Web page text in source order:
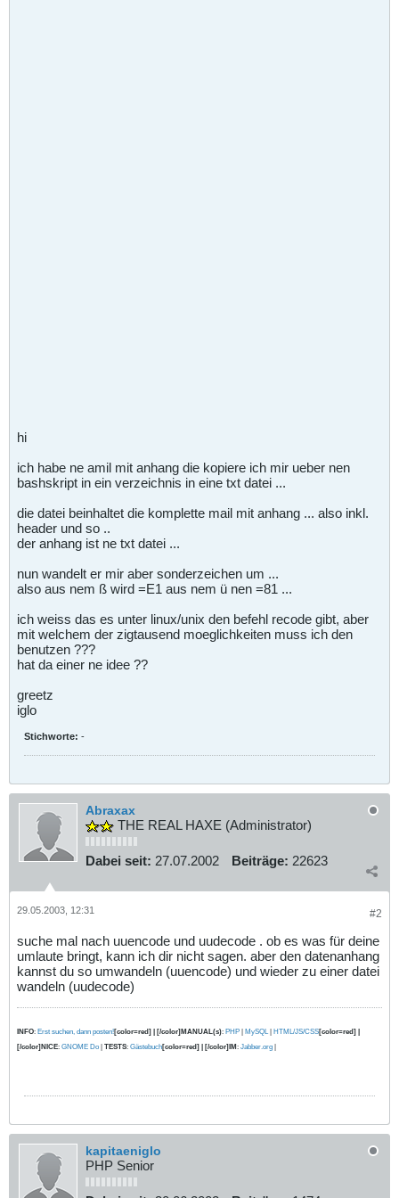
hi
ich habe ne amil mit anhang die kopiere ich mir ueber nen
bashskript in ein verzeichnis in eine txt datei ...
die datei beinhaltet die komplette mail mit anhang ... also inkl.
header und so ..
der anhang ist ne txt datei ...
nun wandelt er mir aber sonderzeichen um ...
also aus nem ß wird =E1 aus nem ü nen =81 ...
ich weiss das es unter linux/unix den befehl recode gibt, aber
mit welchem der zigtausend moeglichkeiten muss ich den
benutzen ???
hat da einer ne idee ??
greetz
iglo
Stichworte: -
Abraxax
THE REAL HAXE (Administrator)
Dabei seit: 27.07.2002 Beiträge: 22623
#2
29.05.2003, 12:31
suche mal nach uuencode und uudecode . ob es was für deine
umlaute bringt, kann ich dir nicht sagen. aber den datenanhang
kannst du so umwandeln (uuencode) und wieder zu einer datei
wandeln (uudecode)
INFO: Erst suchen, dann posten![color=red] | [/color]MANUAL(s): PHP | MySQL | HTML/JS/CSS[color=red] |
[/color]NICE: GNOME Do | TESTS: Gästebuch[color=red] | [/color]IM: Jabber.org |
kapitaeniglo
PHP Senior